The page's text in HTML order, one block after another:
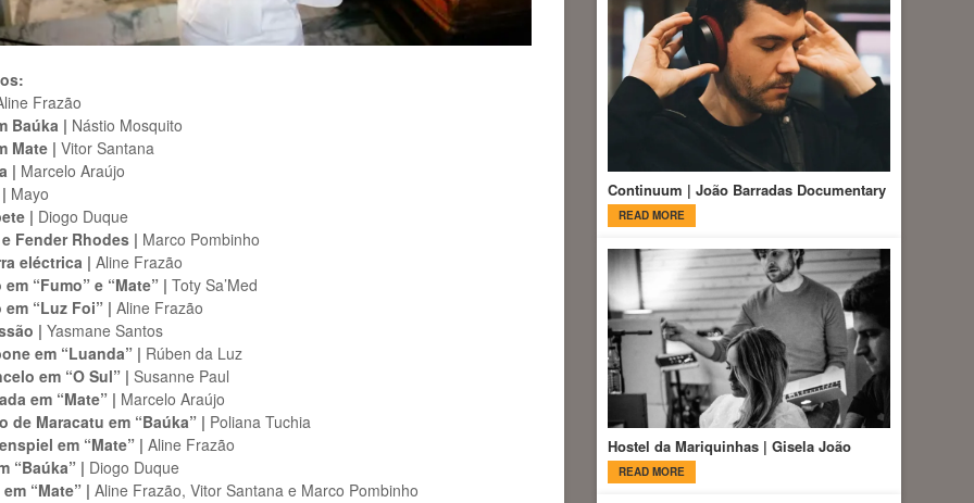
Frazão
Baúka | Nástio Mosquito
Mate | Vitor Santana
| Marcelo Araújo
Mayo
| Diogo Duque
Fender Rhodes | Marco Pombinho
eléctrica | Aline Frazão
“Fumo” e “Mate” | Toty Sa’Med
em “Luz Foi” | Aline Frazão
| Yasmane Santos
em “Luanda” | Rúben da Luz
em “O Sul” | Susanne Paul
em “Mate” | Marcelo Araújo
de Maracatu em “Baúka” | Poliana Tuchia
em “Mate” | Aline Frazão
“Baúka” | Diogo Duque
“Mate” | Aline Frazão, Vitor Santana e Marco Pombinho
Continuum | João Barradas Documentary
READ MORE
Hostel da Mariquinhas | Gisela João
READ MORE